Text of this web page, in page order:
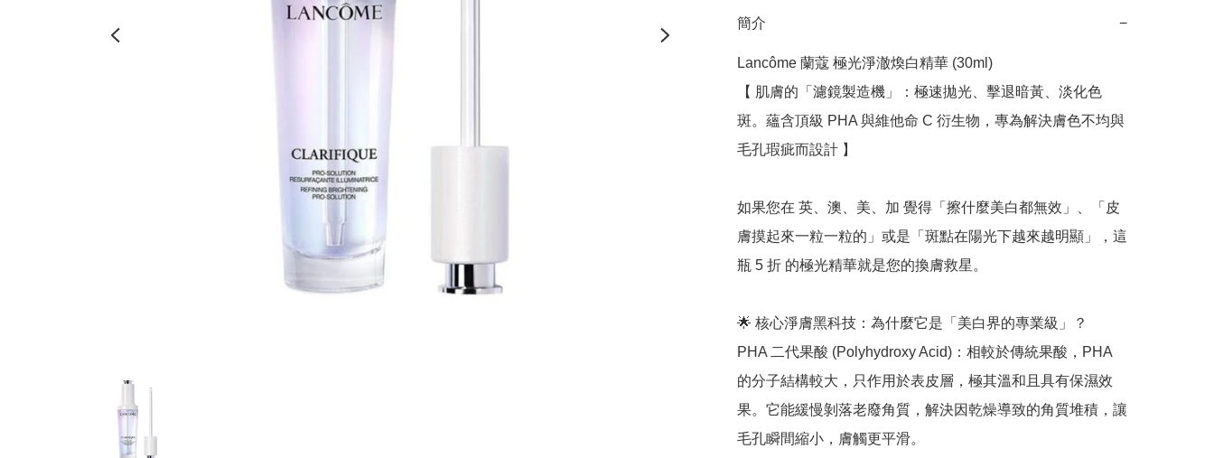
簡介 −
Lancôme 蘭蔻 極光淨澈煥白精華 (30ml)
【 肌膚的「濾鏡製造機」：極速拋光、擊退暗黃、淡化色
斑。蘊含頂級 PHA 與維他命 C 衍生物，專為解決膚色不均與
毛孔瑕疵而設計 】
如果您在 英、澳、美、加 覺得「擦什麼美白都無效」、「皮
膚摸起來一粒一粒的」或是「斑點在陽光下越來越明顯」，這
瓶 5 折 的極光精華就是您的換膚救星。
🌟 核心淨膚黑科技：為什麼它是「美白界的專業級」？
PHA 二代果酸 (Polyhydroxy Acid)：相較於傳統果酸，PHA
的分子結構較大，只作用於表皮層，極其溫和且具有保濕效
果。它能緩慢剝落老廢角質，解決因乾燥導致的角質堆積，讓
毛孔瞬間縮小，膚觸更平滑。